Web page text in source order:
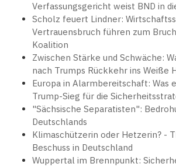
Verfassungsgericht weist BND in
Scholz feuert Lindner:
Vertrauensbruch führen zum
Koalition
Zwischen Stärke und Schwäche:
nach Trumps Rückkehr ins Weiße
Europa in Alarmbereitschaft: Was
Trump-Sieg für die
"Sächsische Separatisten":
Deutschlands
Klimaschützerin oder Hetzerin? -
Beschuss in Deutschland
Wuppertal im Brennpunkt: